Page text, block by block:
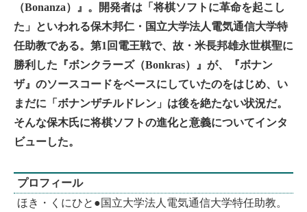
（Bonanza）』。開発者は「将棋ソフトに革命を起こし
た」といわれる保木邦仁・国立大学法人電気通信大学特
任助教である。第1回電王戦で、故・米長邦雄永世棋聖に
勝利した『ボンクラーズ（Bonkras）』が、『ボナン
ザ』のソースコードをベースにしていたのをはじめ、い
まだに「ボナンザチルドレン」は後を絶たない状況だ。
そんな保木氏に将棋ソフトの進化と意義についてインタ
ビューした。
プロフィール
ほき・くにひと●国立大学法人電気通信大学特任助教。